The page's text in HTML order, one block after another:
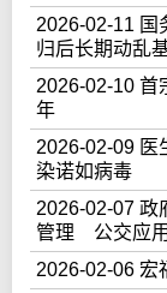
2026-02-11
归后长期动乱
2026-02-10
年
2026-02-09
染诺如病毒
2026-02-07
管理 公交应
2026-02-06 宏